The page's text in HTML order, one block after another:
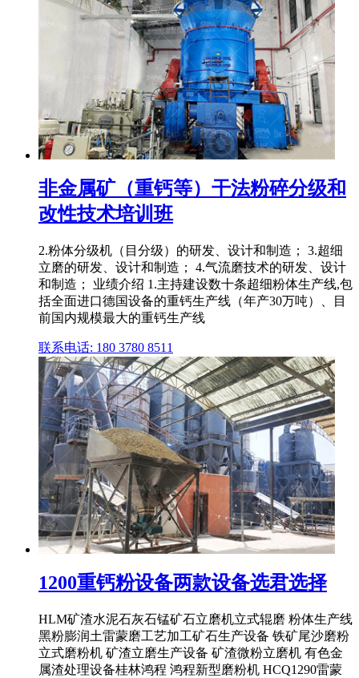
非金属矿（重钙等）干法粉碎分级和
改性技术培训班
2.粉体分级机（目分级）的研发、设计和制造； 3.超细
立磨的研发、设计和制造； 4.气流磨技术的研发、设计
和制造； 业绩介绍 1.主持建设数十条超细粉体生产线,包
括全面进口德国设备的重钙生产线（年产30万吨）、目
前国内规模最大的重钙生产线
联系电话: 180 3780 8511
1200重钙粉设备两款设备选君选择
HLM矿渣水泥石灰石锰矿石立磨机立式辊磨 粉体生产线
黑粉膨润土雷蒙磨工艺加工矿石生产设备 铁矿尾沙磨粉
立式磨粉机 矿渣立磨生产设备 矿渣微粉立磨机 有色金
属渣处理设备桂林鸿程 鸿程新型磨粉机 HCQ1290雷蒙